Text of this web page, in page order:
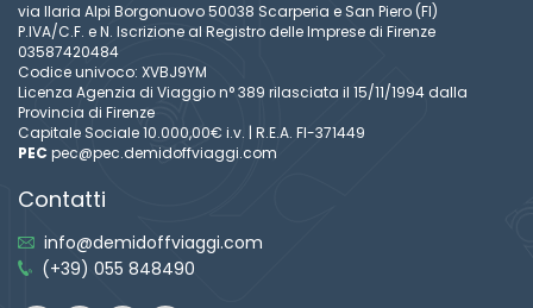
via Ilaria Alpi Borgonuovo 50038 Scarperia e San Piero (FI)
P.IVA/C.F. e N. Iscrizione al Registro delle Imprese di Firenze
03587420484
Codice univoco: XVBJ9YM
Licenza Agenzia di Viaggio n° 389 rilasciata il 15/11/1994 dalla
Provincia di Firenze
Capitale Sociale 10.000,00€ i.v. | R.E.A. FI-371449
PEC pec@pec.demidoffviaggi.com
Contatti
info@demidoffviaggi.com
(+39) 055 848490